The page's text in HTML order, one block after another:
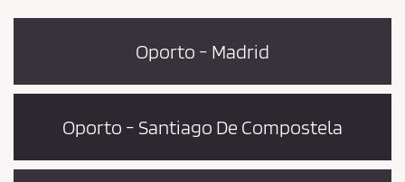
Oporto - Madrid
Oporto - Santiago De Compostela